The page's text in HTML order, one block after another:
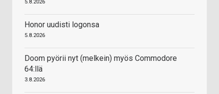
5.8.2026
Honor uudisti logonsa
5.8.2026
Doom pyörii nyt (melkein) myös Commodore
64:llä
3.8.2026